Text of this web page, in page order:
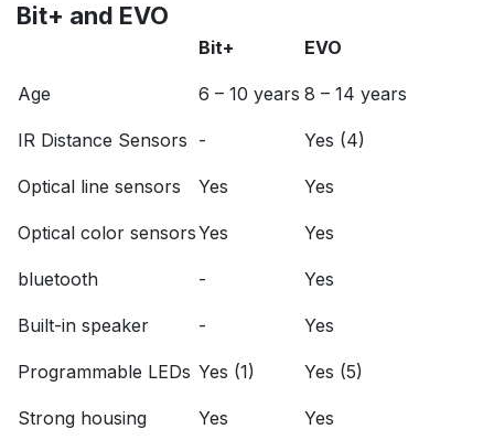
Bit+ and EVO
Bit+ EVO
Age 6 – 10 years 8 – 14 years
IR Distance Sensors - Yes (4)
Optical line sensors Yes Yes
Optical color sensorsYes Yes
bluetooth - Yes
Built-in speaker - Yes
Programmable LEDs Yes (1) Yes (5)
Strong housing Yes Yes